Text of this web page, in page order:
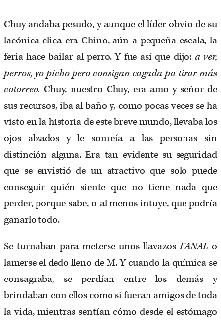
Chuy andaba pesudo, y aunque el líder obvio de su
lacónica clica era Chino, aún a pequeña escala, la
feria hace bailar al perro. Y fue así que dijo: a ver,
perros, yo picho pero consigan cagada pa tirar más
cotorreo. Chuy, nuestro Chuy, era amo y señor de
sus recursos, iba al baño y, como pocas veces se ha
visto en la historia de este breve mundo, llevaba los
ojos alzados y le sonreía a las personas sin
distinción alguna. Era tan evidente su seguridad
que se envistió de un atractivo que solo puede
conseguir quién siente que no tiene nada que
perder, porque sabe, o al menos intuye, que podría
ganarlo todo.
Se turnaban para meterse unos llavazosFANAL o
lamerse el dedo lleno de M. Y cuando la química se
consagraba, se perdían entre los demás y
brindaban con ellos como si fueran amigos de toda
la vida, mientras sentían cómo desde el estómago